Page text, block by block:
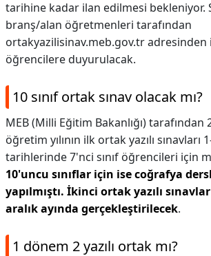
tarihine kadar ilan edilmesi bekleniyor.
branş/alan öğretmenleri tarafından
ortakyazilisinav.meb.gov.tr adresinden
öğrencilere duyurulacak.
10 sınıf ortak sınav olacak mı?
MEB (Milli Eğitim Bakanlığı) tarafından
öğretim yılının ilk ortak yazılı sınavları
tarihlerinde 7'nci sınıf öğrencileri için
10'uncu sınıflar için ise coğrafya
yapılmıştı. İkinci ortak yazılı
aralık ayında gerçekleştirilecek.
1 dönem 2 yazılı ortak mı?